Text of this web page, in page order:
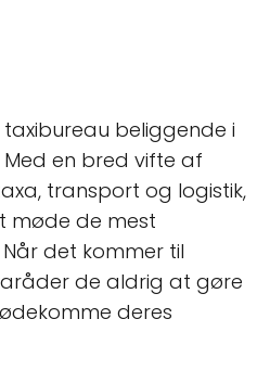
beliggende i
en bred vifte af
transport og logistik,
møde de mest
det kommer til
de aldrig at gøre
deres